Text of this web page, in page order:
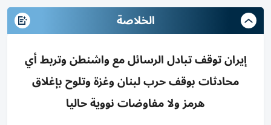
الخلاصة
إيران توقف تبادل الرسائل مع واشنطن وتربط أي
محادثات بوقف حرب لبنان وغزة وتلوح بإغلاق
هرمز ولا مفاوضات نووية حاليا